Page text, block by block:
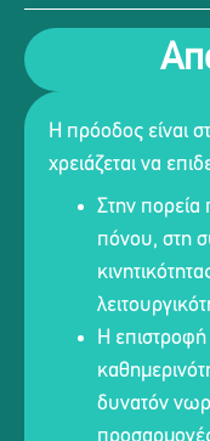
Η πρόοδος είναι
χρειάζεται να
Στην πορεία
πόνου, στη
Η επιστροφή
δυνατόν